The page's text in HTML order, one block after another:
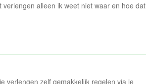
alleen ik weet niet waar en hoe dat
verlengen zelf gemakkelijk regelen via je